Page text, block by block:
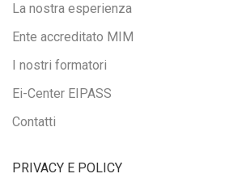
La nostra esperienza
Ente accreditato MIM
I nostri formatori
Ei-Center EIPASS
Contatti
PRIVACY E POLICY